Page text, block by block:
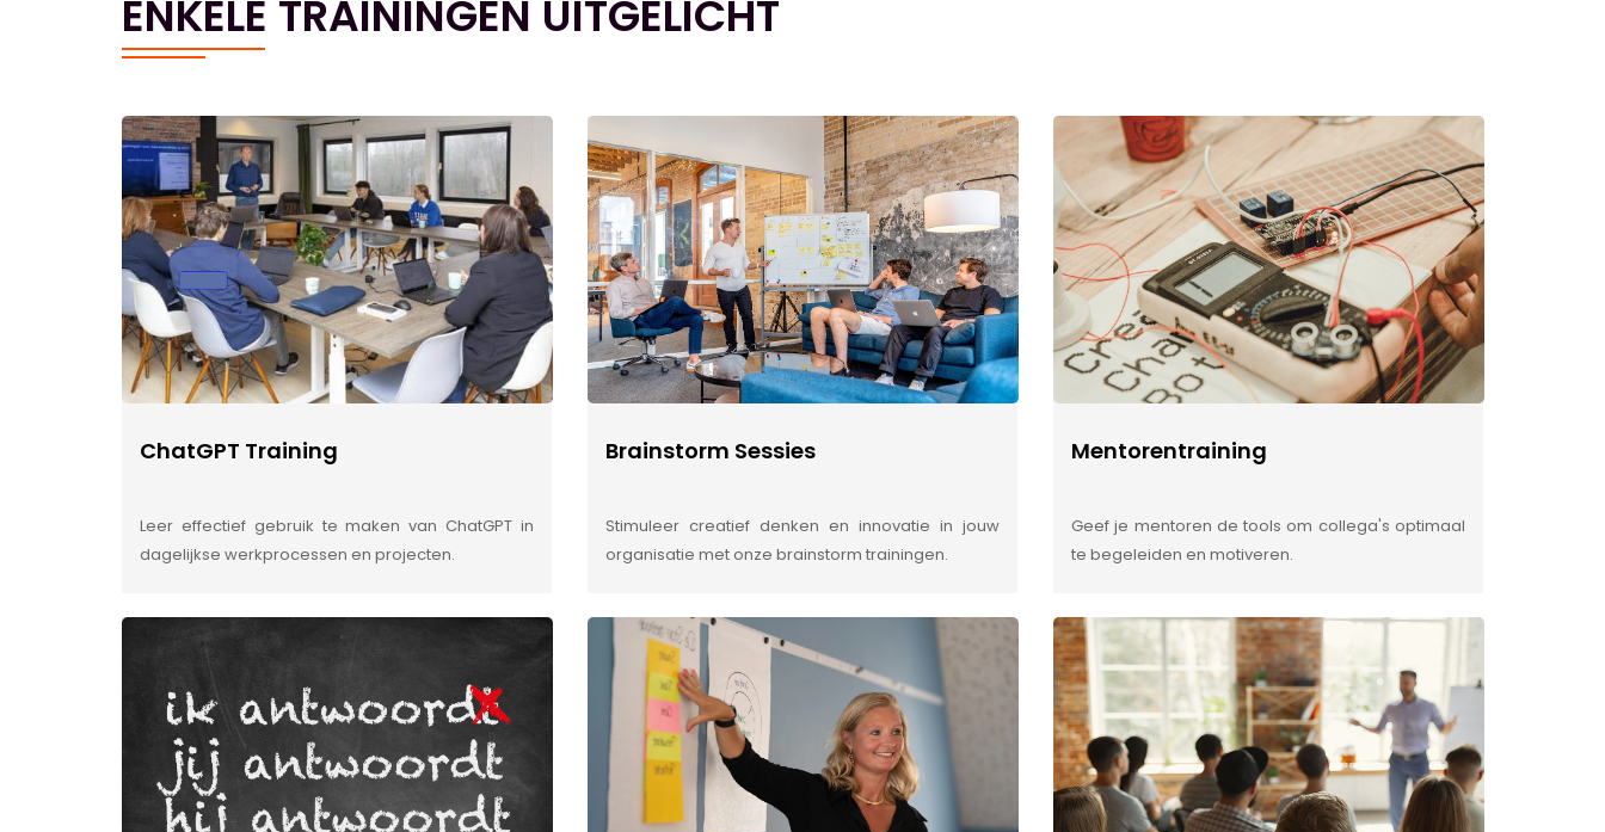
ENKELE TRAININGEN UITGELICHT
ChatGPT Training
Leer effectief gebruik te maken van ChatGPT in
dagelijkse werkprocessen en projecten.
Brainstorm Sessies
Stimuleer creatief denken en innovatie in jouw
organisatie met onze brainstorm trainingen.
Mentorentraining
Geef je mentoren de tools om collega's optimaal
te begeleiden en motiveren.